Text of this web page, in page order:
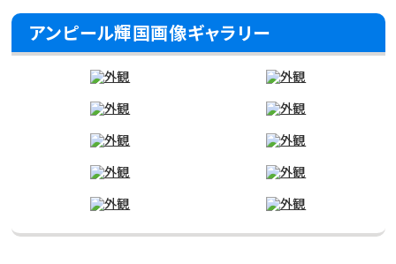
アンピール輝国画像ギャラリー